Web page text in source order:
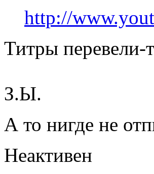
http://
Титры перевели-
З.Ы.
А то нигде не
Неактивен